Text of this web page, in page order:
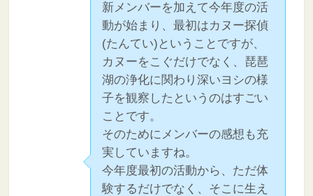
新メンバーを加えて今年度の活
動が始まり、最初はカヌー探偵
(たんてい)ということですが、
カヌーをこぐだけでなく、琵琶
湖の浄化に関わり深いヨシの様
子を観察したというのはすごい
ことです。
そのためにメンバーの感想も充
実していますね。
今年度最初の活動から、ただ体
験するだけでなく、そこに生え